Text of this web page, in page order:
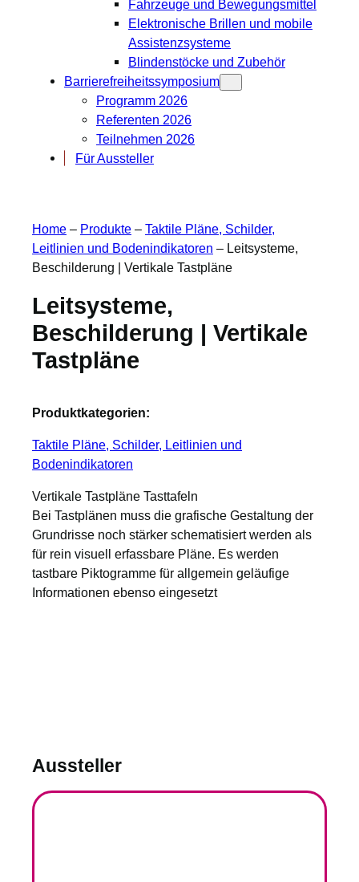
Fahrzeuge und Bewegungsmittel
Elektronische Brillen und mobile
Assistenzsysteme
Blindenstöcke und Zubehör
Barrierefreiheitssymposium
Programm 2026
Referenten 2026
Teilnehmen 2026
Für Aussteller
Home – Produkte – Taktile Pläne, Schilder,
Leitlinien und Bodenindikatoren – Leitsysteme,
Beschilderung | Vertikale Tastpläne
Leitsysteme,
Beschilderung | Vertikale
Tastpläne
Produktkategorien:
Taktile Pläne, Schilder, Leitlinien und
Bodenindikatoren
Vertikale Tastpläne Tasttafeln
Bei Tastplänen muss die grafische Gestaltung der
Grundrisse noch stärker schematisiert werden als
für rein visuell erfassbare Pläne. Es werden
tastbare Piktogramme für allgemein geläufige
Informationen ebenso eingesetzt
Aussteller